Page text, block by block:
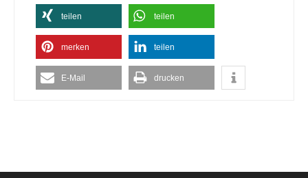
teilen teilen
merken teilen
E-Mail drucken